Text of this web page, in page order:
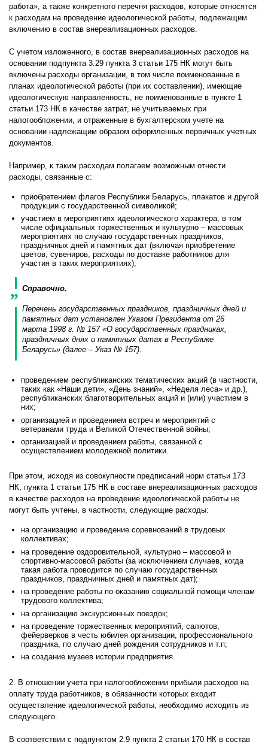
работа», а также конкретного перечня расходов, которые относятся
к расходам на проведение идеологической работы, подлежащим
включению в состав внереализационных расходов.
С учетом изложенного, в состав внереализационных расходов на
основании подпункта 3.29 пункта 3 статьи 175 НК могут быть
включены расходы организации, в том числе поименованные в
планах идеологической работы (при их составлении), имеющие
идеологическую направленность, не поименованные в пункте 1
статьи 173 НК в качестве затрат, не учитываемых при
налогообложении, и отраженные в бухгалтерском учете на
основании надлежащим образом оформленных первичных учетных
документов.
Например, к таким расходам полагаем возможным отнести
расходы, связанные с:
приобретением флагов Республики Беларусь, плакатов и другой
продукции с государственной символикой;
участием в мероприятиях идеологического характера, в том
числе официальных торжественных и культурно – массовых
мероприятиях по случаю государственных праздников,
праздничных дней и памятных дат (включая приобретение
цветов, сувениров, расходы по доставке работников для
участия в таких мероприятиях);
Справочно.
Перечень государственных праздников, праздничных дней и
памятных дат установлен Указом Президента от 26
марта 1998 г. № 157 «О государственных праздниках,
праздничных днях и памятных датах в Республике
Беларусь» (далее – Указ № 157).
проведением республиканских тематических акций (в частности,
таких как «Наши дети», «День знаний», «Неделя леса» и др.),
республиканских благотворительных акций и (или) участием в
них;
организацией и проведением встреч и мероприятий с
ветеранами труда и Великой Отечественной войны;
организацией и проведением работы, связанной с
осуществлением молодежной политики.
При этом, исходя из совокупности предписаний норм статьи 173
НК, пункта 1 статьи 175 НК в составе внереализационных расходов
в качестве расходов на проведение идеологической работы не
могут быть учтены, в частности, следующие расходы:
на организацию и проведение соревнований в трудовых
коллективах;
на проведение оздоровительной, культурно – массовой и
спортивно-массовой работы (за исключением случаев, когда
такая работа проводится по случаю государственных
праздников, праздничных дней и памятных дат);
на проведение работы по оказанию социальной помощи членам
трудового коллектива;
на организацию экскурсионных поездок;
на проведение торжественных мероприятий, салютов,
фейерверков в честь юбилея организации, профессионального
праздника, по случаю дней рождения сотрудников и т.п;
на создание музеев истории предприятия.
2. В отношении учета при налогообложении прибыли расходов на
оплату труда работников, в обязанности которых входит
осуществление идеологической работы, необходимо исходить из
следующего.
В соответствии с подпунктом 2.9 пункта 2 статьи 170 НК в состав